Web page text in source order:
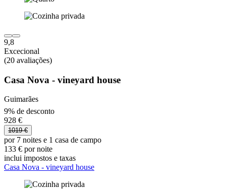
9,8
Excecional
(20 avaliações)
Casa Nova - vineyard house
Guimarães
9% de desconto
928 €
1019 €
por 7 noites e 1 casa de campo
133 € por noite
inclui impostos e taxas
Casa Nova - vineyard house